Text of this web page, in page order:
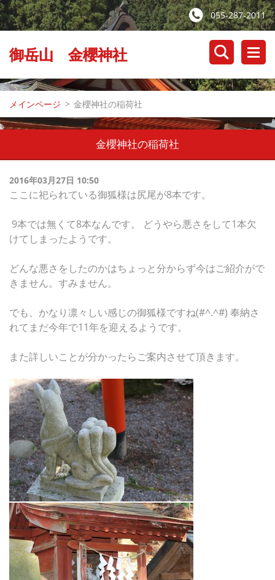
055-287-2011
御岳山 金櫻神社
メインページ > 金櫻神社の稲荷社
金櫻神社の稲荷社
2016年03月27日 10:50
ここに祀られている御狐様は尻尾が8本です。
9本では無くて8本なんです。 どうやら悪さをして1本欠
けてしまったようです。
どんな悪さをしたのかはちょっと分からず今はご紹介がで
きません。すみません。
でも、かなり凛々しい感じの御狐様ですね(#^.^#) 奉納さ
れてまだ今年で11年を迎えるようです。
また詳しいことが分かったらご案内させて頂きます。